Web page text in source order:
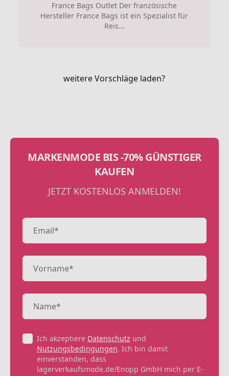
France Bags Outlet Der französische
Hersteller France Bags ist ein Spezialist für
Reis...
weitere Vorschläge laden?
MARKENMODE BIS -70% GÜNSTIGER
KAUFEN
JETZT KOSTENLOS ANMELDEN!
Ich akzeptiere Datenschutz und
Nutzungsbedingungen. Ich bin damit
einverstanden, dass
lagerverkaufsmode.de/Enopp GmbH mich per E-